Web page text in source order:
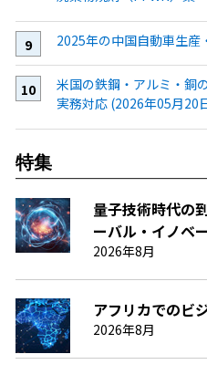
2025年の中国自動車生
米国の鉄鋼・アルミ・銅
実務対応 (2026年05月20
特集
量子技術時代の
ーバル・イノベ
2026年8月
アフリカでのビ
2026年8月